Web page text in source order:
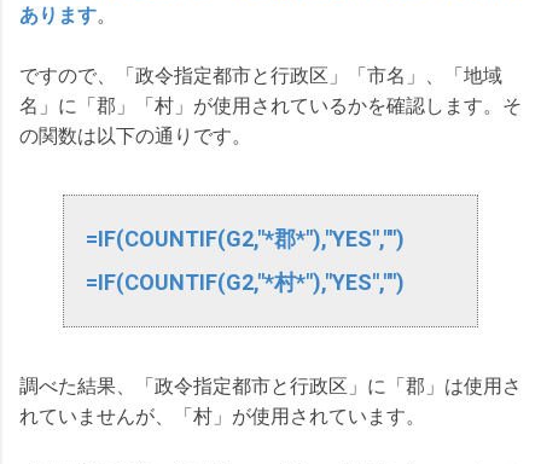
あります。
ですので、「政令指定都市と行政区」「市名」、「地域
名」に「郡」「村」が使用されているかを確認します。そ
の関数は以下の通りです。
=IF(COUNTIF(G2,"*郡*"),"YES","")
=IF(COUNTIF(G2,"*村*"),"YES","")
調べた結果、「政令指定都市と行政区」に「郡」は使用さ
れていませんが、「村」が使用されています。